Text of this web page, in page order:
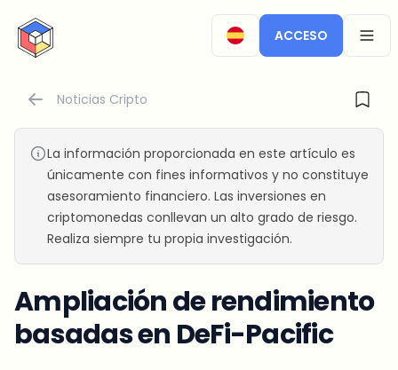
CryptoTicker
ACCESO
Noticias Cripto
La información proporcionada en este artículo es
únicamente con fines informativos y no constituye
asesoramiento financiero. Las inversiones en
criptomonedas conllevan un alto grado de riesgo.
Realiza siempre tu propia investigación.
Ampliación de rendimiento
basadas en DeFi-Pacific